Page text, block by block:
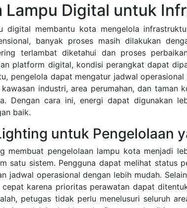
Lampu Digital untuk
digital membantu kota mengelola
banyak proses masih dilakukan
terlambat diketahui dan proses
platform digital, kondisi perangkat dapat
pengelola dapat mengatur jadwal
industri, area perumahan, dan taman
Dengan cara ini, energi dapat digunakan
baik.
untuk Pengelolaan
membuat pengelolaan lampu kota menjadi
satu sistem. Pengguna dapat melihat status
jadwal operasional dengan lebih mudah.
cepat karena prioritas perawatan dapat
petugas tidak perlu menelusuri seluruh